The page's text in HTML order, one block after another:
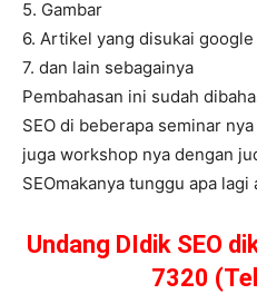
5. Gambar
6. Artikel yang disukai google
7. dan lain sebagainya
Pembahasan ini sudah
SEO di beberapa seminar
juga workshop nya dengan
SEOmakanya tunggu apa
Undang DIdik SEO
7320